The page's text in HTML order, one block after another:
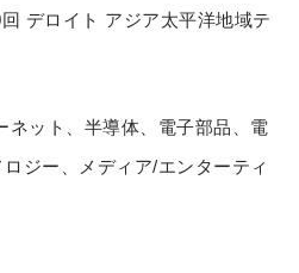
デロイト アジア太平洋地域テ
ネット、半導体、電子部品、電
ジー、メディア/エンターティ